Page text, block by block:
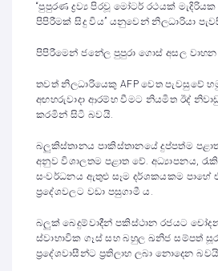
“පුපුරණ ද්‍රව්‍ය පිරවූ මෝටර් රථයක්
පිපිරීමක් සිදු විය” යනුවෙන් නිලධාරියා
පිපිරීමෙන් ජනේල පුපුරා ගොස් අසල
තවත් නිලධාරියෙකු AFP වෙත පැවසුවේ
අඟහරුවාදා ආරම්භ වීමට නියමිත ඊද්
කරමින් සිටි බවයි.
බලුකිස්තානය පාකිස්තානයේ දුප්පත්ම
අනුව විශාලතම පළාත වේ. අධ්‍යාපනය,
සංවර්ධනය ඇතුළු සෑම දර්ශකයකම පාහේ
ප්‍රදේශවලට වඩා පසුගාමී ය.
බලුක් බෙදුම්වාදීන් පකිස්ථාන රජයට
ස්වාභාවික ගෑස් සහ බහුල ඛනිජ සම්පත්
ප්‍රදේශවාසීන්ට ප්‍රතිලාභ ලබා නොදෙන